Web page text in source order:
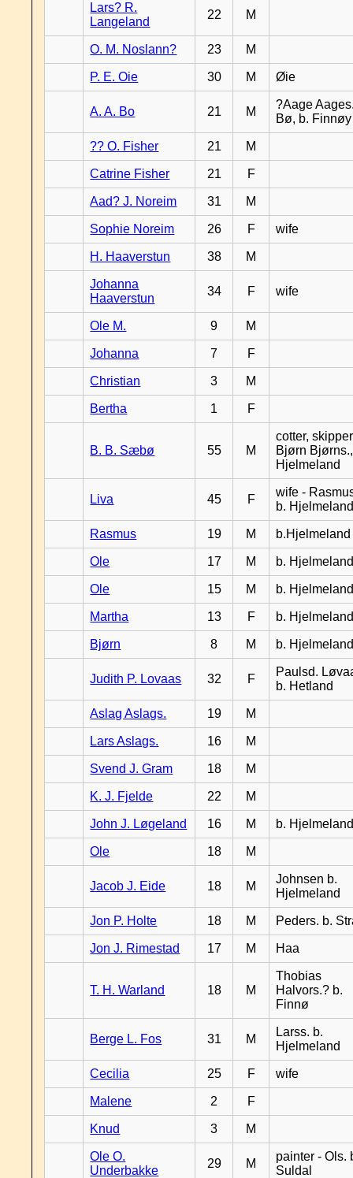
Lars? R.
Langeland
22 M
O. M. Noslann? 23 M
P. E. Oie 30 M Øie
A. A. Bo 21 M
?Aage
Bø, b. Finnøy
?? O. Fisher 21 M
Catrine Fisher 21 F
Aad? J. Noreim 31 M
Sophie Noreim 26 F wife
H. Haaverstun 38 M
Johanna
Haaverstun
34 F wife
Ole M. 9 M
Johanna 7 F
Christian 3 M
Bertha 1 F
B. B. Sæbø 55 M
cotter,
Bjørn
Hjelmeland
Liva 45 F
wife -
b.
Rasmus 19 M b.Hjelmeland
Ole 17 M b.
Ole 15 M b.
Martha 13 F b.
Bjørn 8 M b.
Judith P. Lovaas 32 F
Paulsd.
b. Hetland
Aslag Aslags. 19 M
Lars Aslags. 16 M
Svend J. Gram 18 M
K. J. Fjelde 22 M
John J. Løgeland 16 M b.
Ole 18 M
Jacob J. Eide 18 M
Johnsen b.
Hjelmeland
Jon P. Holte 18 M Peders. b.
Jon J. Rimestad 17 M Haa
T. H. Warland 18 M
Thobias
Halvors.? b.
Finnø
Berge L. Fos 31 M
Larss. b.
Hjelmeland
Cecilia 25 F wife
Malene 2 F
Knud 3 M
Ole O.
Underbakke
29 M
painter - Ols.
Suldal